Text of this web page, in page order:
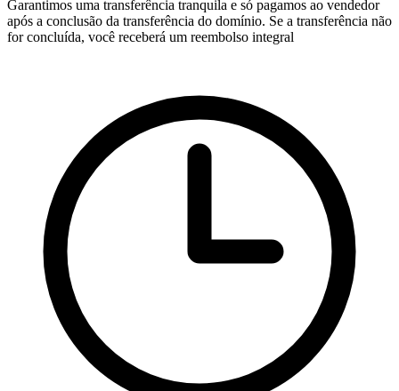
Garantimos uma transferência tranquila e só pagamos ao vendedor
após a conclusão da transferência do domínio. Se a transferência não
for concluída, você receberá um reembolso integral